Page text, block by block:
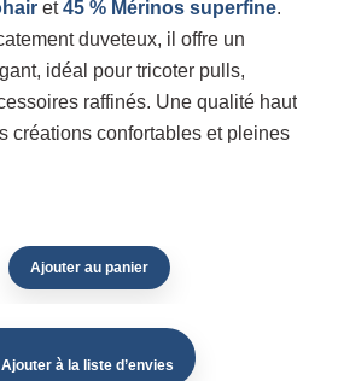
et45 % Mérinos superfine.
duveteux, il offre un
idéal pour tricoter pulls,
raffinés. Une qualité haut
créations confortables et pleines
Ajouter au panier
Ajouter à la liste d’envies